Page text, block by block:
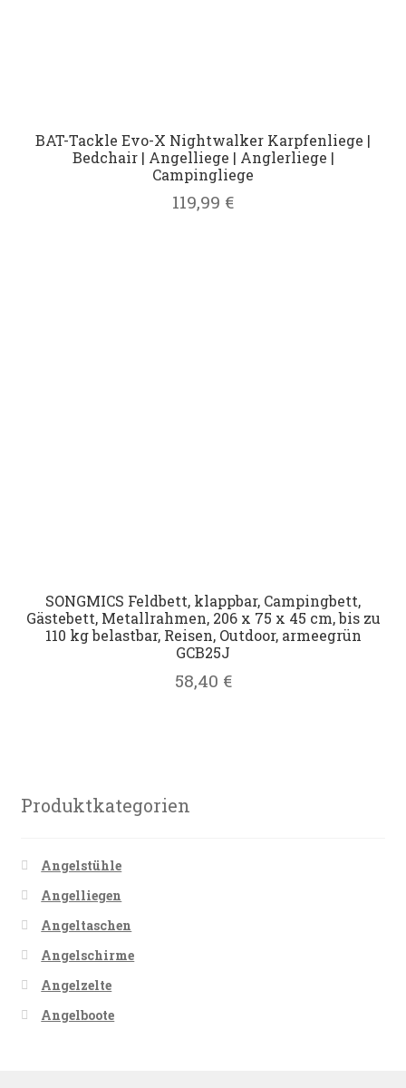
BAT-Tackle Evo-X Nightwalker Karpfenliege |
Bedchair | Angelliege | Anglerliege |
Campingliege
119,99 €
SONGMICS Feldbett, klappbar, Campingbett,
Gästebett, Metallrahmen, 206 x 75 x 45 cm, bis zu
110 kg belastbar, Reisen, Outdoor, armeegrün
GCB25J
58,40 €
Produktkategorien
Angelstühle
Angelliegen
Angeltaschen
Angelschirme
Angelzelte
Angelboote